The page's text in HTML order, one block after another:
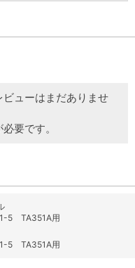
ューはまだありませ
必要です。
5 TA351A用
5 TA351A用